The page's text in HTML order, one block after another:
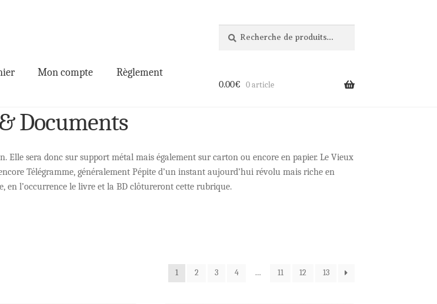
pour :
Mon compte Règlement
0.00€ 0 article
Documents
sera donc sur support métal mais également sur carton ou encore en papier. Le Vieux
Télégramme, généralement Pépite d’un instant aujourd’hui révolu mais riche en
en l’occurrence le livre et la BD clôtureront cette rubrique.
1 2 3 4 … 11 12 13